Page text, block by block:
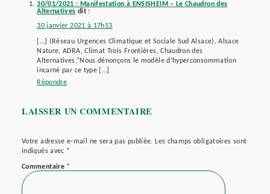
30/01/2021 : Manifestation à ENSISHEIM – Le Chaudron des
Alternatives dit :
30 janvier 2021 à 17h13
[…] (Réseau Urgences Climatique et Sociale Sud Alsace), Alsace
Nature, ADRA, Climat Trois Frontières, Chaudron des
Alternatives,”Nous dénonçons le modèle d’hyperconsommation
incarné par ce type […]
Répondre
LAISSER UN COMMENTAIRE
Votre adresse e-mail ne sera pas publiée. Les champs obligatoires sont
indiqués avec *
Commentaire *